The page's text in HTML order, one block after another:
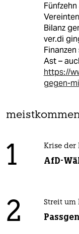
Bilanz
ver.di
Ast –
https://
gegen-
1 Krise der
AfD-
2 Streit um